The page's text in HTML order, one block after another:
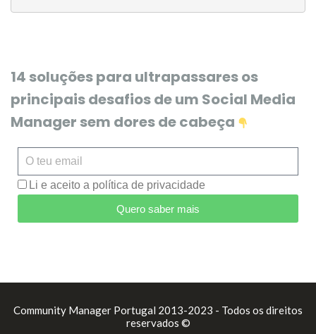
14 soluções para ultrapassares os
principais desafios de um Social Media
Manager sem dores de cabeça
Li e aceito a política de privacidade
Quero saber mais
Community Manager Portugal 2013-2023 - Todos os direitos
reservados ©